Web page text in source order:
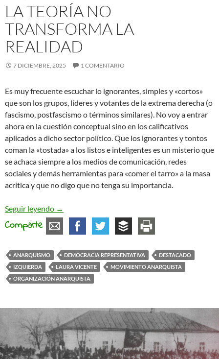
LA TEORÍA NO
TRANSFORMA LA
REALIDAD
7 DICIEMBRE, 2025 1 COMENTARIO
Es muy frecuente escuchar lo ignorantes, simples y «cortos»
que son los grupos, líderes y votantes de la extrema derecha (o
fascismo, postfascismo o términos similares). No voy a entrar
ahora en la cuestión conceptual sino en los calificativos
aplicados a dicho sector político. Que los ignorantes y tontos
coman la «tostada» a los listos e inteligentes es un misterio que
se achaca siempre a los medios de comunicación, redes
sociales y demás herramientas para «comer el tarro» a la masa
acrítica y que no digo que no tenga su importancia.
Seguir leyendo La teoría no transforma la realidad
→
Comparte
ANARQUISMO DEMOCRACIA REPRESENTATIVA
DESTACADO
IZQUIERDA
LAURA VICENTE
MOVIMIENTO ANARQUISTA
ORGANIZACIÓN ANARQUISTA